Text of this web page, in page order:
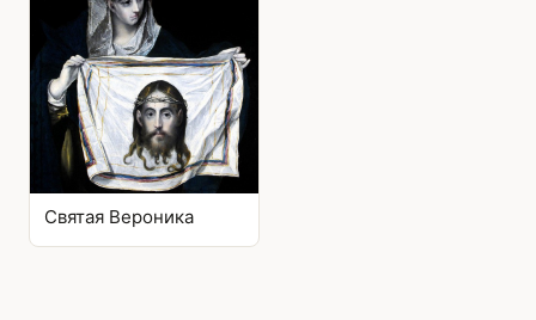
Святая Вероника